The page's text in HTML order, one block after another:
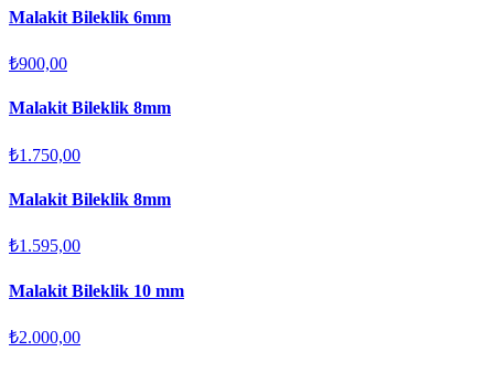
Malakit Bileklik 6mm
₺900,00
Malakit Bileklik 8mm
₺1.750,00
Malakit Bileklik 8mm
₺1.595,00
Malakit Bileklik 10 mm
₺2.000,00